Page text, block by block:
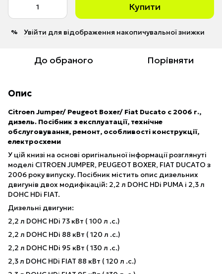
Купити
% Увійти для відображення накопичувальної знижки
До обраного Порівняти
Опис
Citroen Jumper/ Peugeot Boxer/ Fiat Ducato c 2006 г.,
дизель. Посібник з експлуатації, технічне
обслуговування, ремонт, особливості конструкції,
електросхеми
У цій книзі на основі оригінальної інформації розглянуті
моделі CITROEN JUMPER, PEUGEOT BOXER, FIAT DUCATO з
2006 року випуску. Посібник містить опис дизельних
двигунів двох модифікацій: 2,2 л DOHC HDi PUMA і 2,3 л
DOHC HDi FIAT.
Дизельні двигуни:
2,2 л DOHC HDi 73 кВт ( 100 л .с.)
2,2 л DOHC HDi 88 кВт ( 120 л .с.)
2,2 л DOHC HDi 95 кВт ( 130 л .с.)
2,3 л DOHC HDi FIAT 88 кВт ( 120 л .с.)